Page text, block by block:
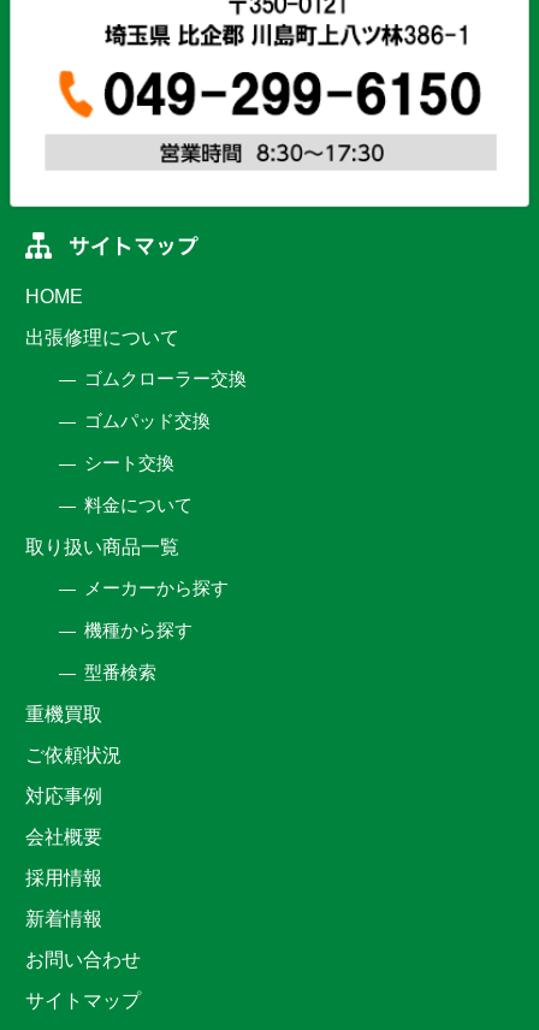
HOME
出張修理について
ゴムクローラー交換
ゴムパッド交換
シート交換
料金について
取り扱い商品一覧
メーカーから探す
機種から探す
型番検索
重機買取
ご依頼状況
対応事例
会社概要
採用情報
新着情報
お問い合わせ
サイトマップ